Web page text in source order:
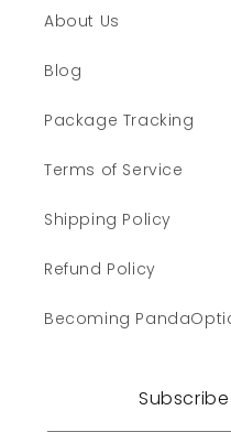
About Us
Blog
Package Tracking
Terms of Service
Shipping Policy
Refund Policy
Becoming